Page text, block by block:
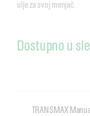
ulje za svoj menjač.
Dostupno u
TRANSMAX